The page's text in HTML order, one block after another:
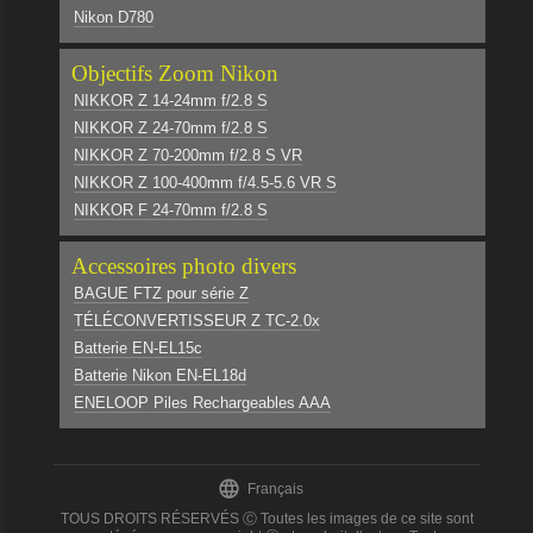
Nikon D780
Objectifs Zoom Nikon
NIKKOR Z 14-24mm f/2.8 S
NIKKOR Z 24-70mm f/2.8 S
NIKKOR Z 70-200mm f/2.8 S VR
NIKKOR Z 100-400mm f/4.5-5.6 VR S
NIKKOR F 24-70mm f/2.8 S
Accessoires photo divers
BAGUE FTZ pour série Z
TÉLÉCONVERTISSEUR Z TC-2.0x
Batterie EN-EL15c
Batterie Nikon EN-EL18d
ENELOOP Piles Rechargeables AAA
 Français
TOUS DROITS RÉSERVÉS Ⓒ Toutes les images de ce site sont